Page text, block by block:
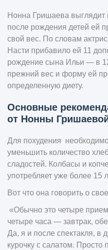
Нонна Гришаева выглядит
после рождения детей ей
свой вес. По словам
Насти прибавило ей 11
рождение сына Ильи — в
прежний вес и форму ей
определенную диету.
Основные
от Нонны
Для похудения
уменьшить количество
сладостей. Колбасы и
употребляет уже более 15
Вот что она говорить о
«Обычно это четыре
четыре часа — завтрак,
Да, я и после спектакля, в
курочку с салатом. Просто